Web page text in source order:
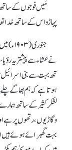
مَیں فوجوں کے
پہاڑو اس کے ساتھ
نے عشاء سے پیشتر یہ
تھ بہت سے بنی اسرائیل
ہوتاہے کہ ہم بھاگے چلے
لشکر کثیر کے ساتھ
و گاڑیوں ، رتھوں پر
بہت گھبرائے ہوئے ہیں